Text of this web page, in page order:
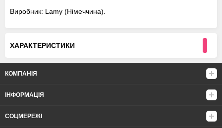
Виробник: Lamy (Німеччина).
ХАРАКТЕРИСТИКИ
КОМПАНІЯ
ІНФОРМАЦІЯ
СОЦМЕРЕЖІ